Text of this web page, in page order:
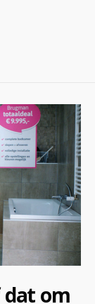
dat om